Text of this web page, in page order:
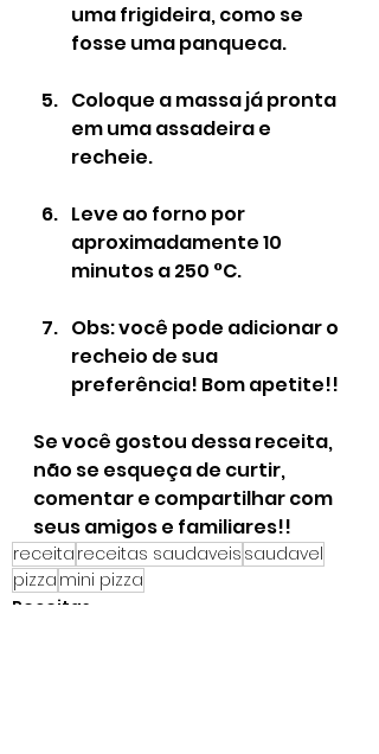
uma frigideira, como se
fosse uma panqueca.
Coloque a massa já pronta
em uma assadeira e
recheie.
Leve ao forno por
aproximadamente 10
minutos a 250 °C.
Obs: você pode adicionar o
recheio de sua
preferência! Bom apetite!!
Se você gostou dessa receita,
não se esqueça de curtir,
comentar e compartilhar com
seus amigos e familiares!!
receita receitas saudaveis saudavel
pizza mini pizza
Receitas